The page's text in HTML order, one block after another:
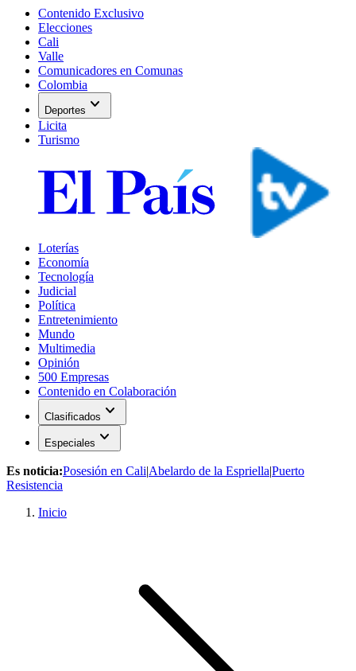
Contenido Exclusivo
Elecciones
Cali
Valle
Comunicadores en Comunas
Colombia
Deportes expand_more
Licita
Turismo
Loterías
Economía
Tecnología
Judicial
Política
Entretenimiento
Mundo
Multimedia
Opinión
500 Empresas
Contenido en Colaboración
Clasificados expand_more
Especiales expand_more
Es noticia:Posesión en Cali|Abelardo de la Espriella|Puerto
Resistencia
Inicio